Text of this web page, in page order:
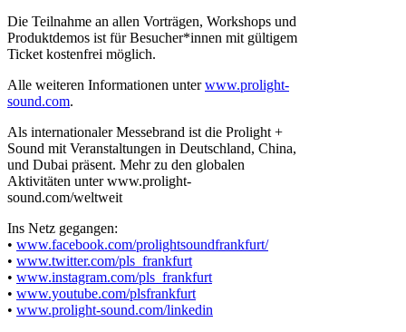
Die Teilnahme an allen Vorträgen, Workshops und
Produktdemos ist für Besucher*innen mit gültigem
Ticket kostenfrei möglich.
Alle weiteren Informationen unterwww.prolight-
sound.com.
Als internationaler Messebrand ist die Prolight +
Sound mit Veranstaltungen in Deutschland, China,
und Dubai präsent. Mehr zu den globalen
Aktivitäten unter www.prolight-
sound.com/weltweit
Ins Netz gegangen:
• www.facebook.com/prolightsoundfrankfurt/
• www.twitter.com/pls_frankfurt
• www.instagram.com/pls_frankfurt
• www.youtube.com/plsfrankfurt
• www.prolight-sound.com/linkedin